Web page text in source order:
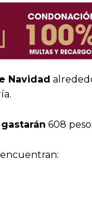
Navidad
gastarán 608